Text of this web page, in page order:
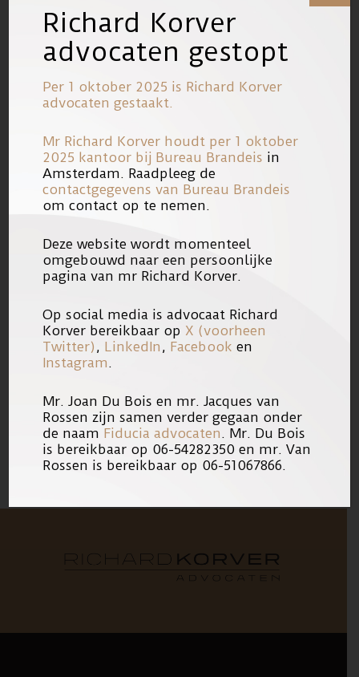
Lees het volledige artikel: Saadia Ait-
Taleb over vrijspraak: ‘Het was alsof
10/07/2020Link
Richard Korver
advocaten gestopt
Per 1 oktober 2025 is Richard Korver
advocaten gestaakt.
Mr Richard Korver houdt per 1 oktober
2025 kantoor bij Bureau Brandeis in
Amsterdam. Raadpleeg de
contactgegevens van Bureau Brandeis
om contact op te nemen.
Deze website wordt momenteel
omgebouwd naar een persoonlijke
pagina van mr Richard Korver.
Op social media is advocaat Richard
Korver bereikbaar op X (voorheen
Twitter) , LinkedIn , Facebook en
Instagram .
Mr. Joan Du Bois en mr. Jacques van
Rossen zijn samen verder gegaan onder
de naam Fiducia advocaten . Mr. Du Bois
is bereikbaar op 06-54282350 en mr. Van
Rossen is bereikbaar op 06-51067866.